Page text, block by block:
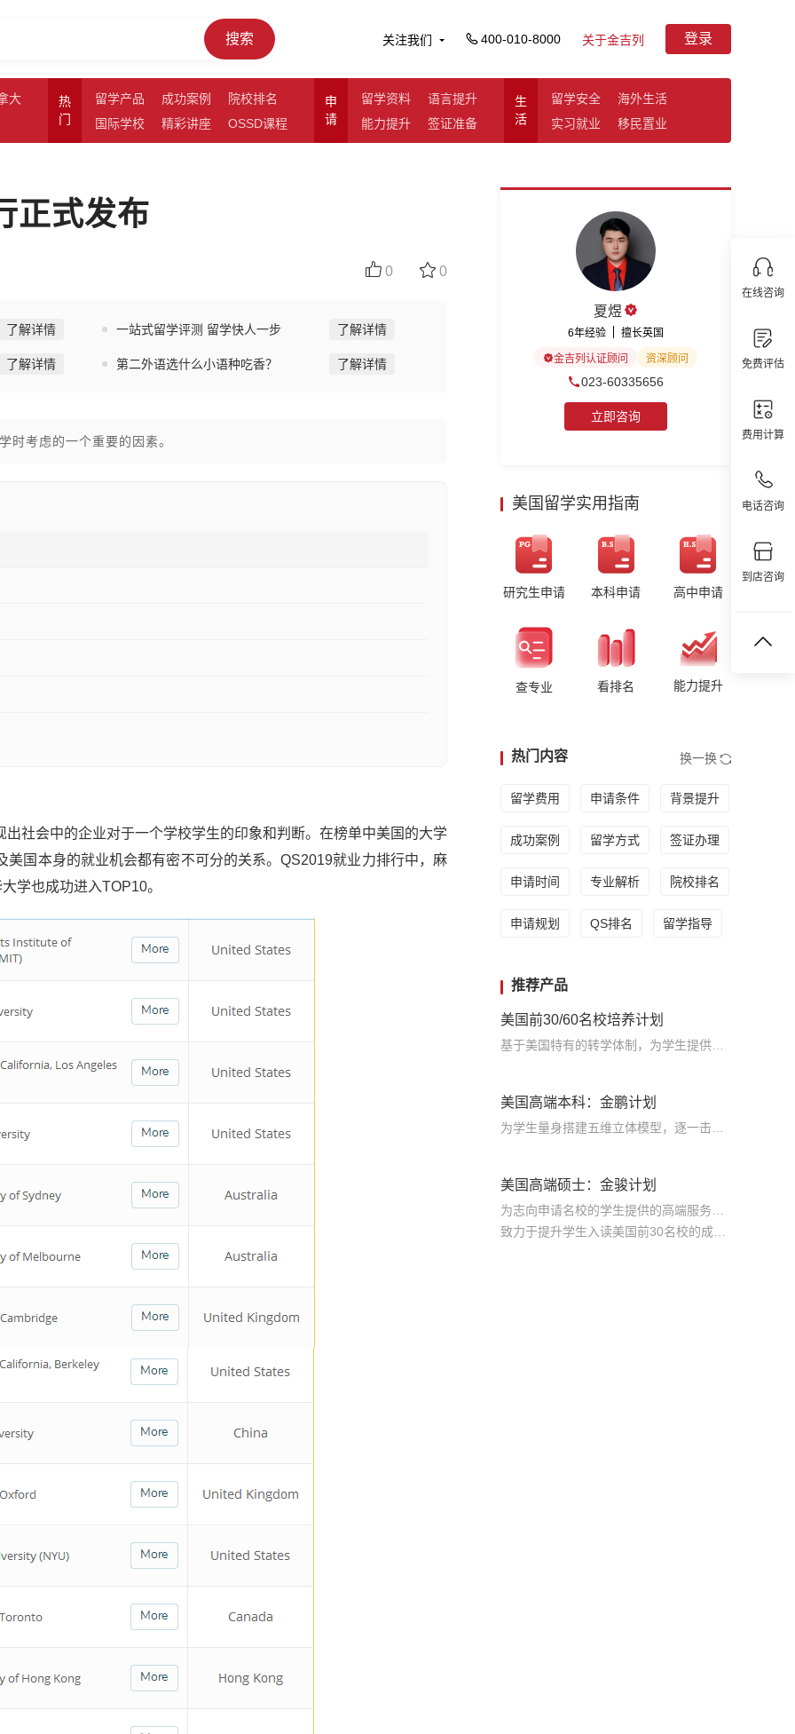
搜索 关注我们 400-010-8000 关于金吉列 登录
大
热
门
留学产品 成功案例
院校排名
国际学校
精彩讲座 OSSD课程
申
请
留学资料
语言提升
能力提升
签证准备
生
活
留学安全
海外生活
实习就业
移民置业
在线咨询
免费评估
费用计算
电话咨询
到店咨询
正式发布
0 0
了解详情 一站式留学评测 留学快人一步 了解详情
了解详情 第二外语选什么小语种吃香？ 了解详情
时考虑的一个重要的因素。
社会中的企业对于一个学校学生的印象和判断。在榜单中美国的大学
国本身的就业机会都有密不可分的关系。QS2019就业力排行中，麻
学也成功进入TOP10。
夏煜
6年经验 擅长英国
金吉列认证顾问 资深顾问
023-60335656
立即咨询
美国留学实用指南
研究生申请 本科申请 高中申请
查专业 看排名 能力提升
热门内容 换一换
留学费用 申请条件 背景提升
成功案例 留学方式 签证办理
申请时间 专业解析 院校排名
申请规划 QS排名 留学指导
推荐产品
美国前30/60名校培养计划
美国高端本科：金鹏计划
美国高端硕士：金骏计划